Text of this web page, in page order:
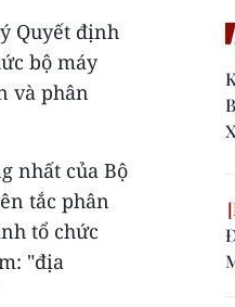
Quyết định
bộ máy
và phân
nhất của Bộ
tắc phân
tổ chức
"địa